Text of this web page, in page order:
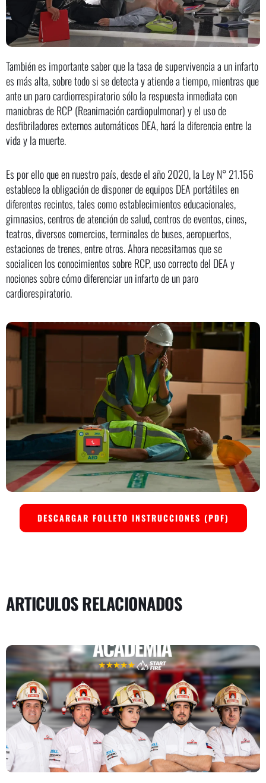
También es importante saber que la tasa de supervivencia a un infarto
es más alta, sobre todo si se detecta y atiende a tiempo, mientras que
ante un paro cardiorrespiratorio sólo la respuesta inmediata con
maniobras de RCP (Reanimación cardiopulmonar) y el uso de
desfibriladores externos automáticos DEA, hará la diferencia entre la
vida y la muerte.
Es por ello que en nuestro país, desde el año 2020, la Ley N° 21.156
establece la obligación de disponer de equipos DEA portátiles en
diferentes recintos, tales como establecimientos educacionales,
gimnasios, centros de atención de salud, centros de eventos, cines,
teatros, diversos comercios, terminales de buses, aeropuertos,
estaciones de trenes, entre otros. Ahora necesitamos que se
socialicen los conocimientos sobre RCP, uso correcto del DEA y
nociones sobre cómo diferenciar un infarto de un paro
cardiorespiratorio.
DESCARGAR FOLLETO INSTRUCCIONES (PDF)
ARTICULOS RELACIONADOS